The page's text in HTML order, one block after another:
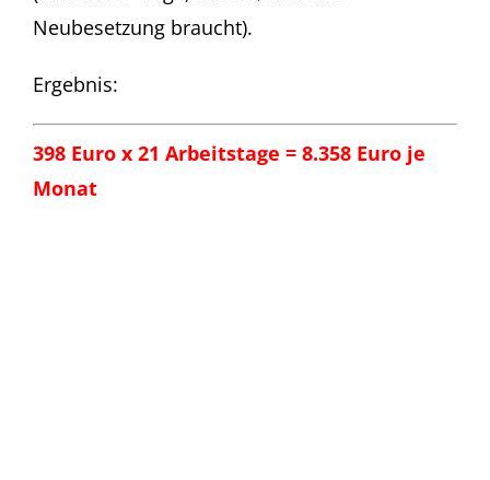
Neubesetzung braucht).
Ergebnis:
398 Euro x 21 Arbeitstage = 8.358 Euro je
Monat